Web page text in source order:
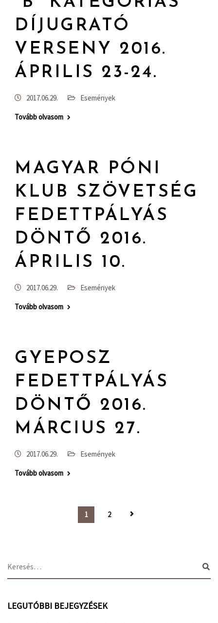
DÍJUGRATÓ
VERSENY 2016.
ÁPRILIS 23-24.
2017.06.29. Események
Tovább olvasom
MAGYAR PÓNI
KLUB SZÖVETSÉG
FEDETTPÁLYÁS
DÖNTŐ 2016.
ÁPRILIS 10.
2017.06.29. Események
Tovább olvasom
GYEPOSZ
FEDETTPÁLYÁS
DÖNTŐ 2016.
MÁRCIUS 27.
2017.06.29. Események
Tovább olvasom
1 2
LEGUTÓBBI BEJEGYZÉSEK